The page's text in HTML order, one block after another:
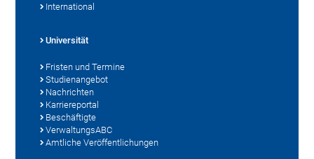
International
Universität
Fristen und Termine
Studienangebot
Nachrichten
Karriereportal
Beschäftigte
VerwaltungsABC
Amtliche Veröffentlichungen